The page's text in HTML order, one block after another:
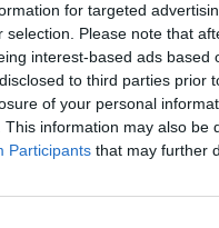
for targeted
selection. Please note that
interest-based ads
to third parties prior
of your personal
This information may also be
Participants that may further
S.A.S. DI FOZZATO
BORGHI SRL
SRL